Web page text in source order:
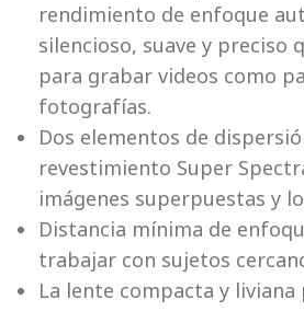
rendimiento de enfoque
silencioso, suave y preciso
para grabar videos como
fotografías.
Dos elementos de
revestimiento Super
imágenes superpuestas y
Distancia mínima de
trabajar con sujetos
La lente compacta y liviana